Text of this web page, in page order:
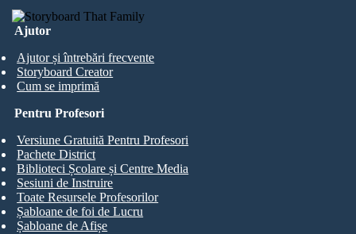
Ajutor
Ajutor și întrebări frecvente
Storyboard Creator
Cum se imprimă
Pentru Profesori
Versiune Gratuită Pentru Profesori
Pachete District
Biblioteci Școlare și Centre Media
Sesiuni de Instruire
Toate Resursele Profesorilor
Șabloane de foi de Lucru
Șabloane de Afișe